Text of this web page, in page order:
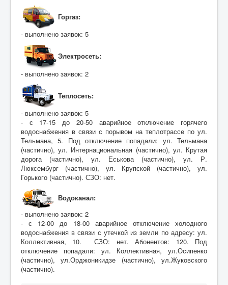
Горгаз:
- выполнено заявок: 5
Электросеть:
- выполнено заявок: 2
Теплосеть:
- выполнено заявок: 5
- с 17-15 до 20-50 аварийное отключение горячего
водоснабжения в связи с порывом на теплотрассе по ул.
Тельмана, 5. Под отключение попадали: ул. Тельмана
(частично), ул. Интернациональная (частично), ул. Крутая
дорога (частично), ул. Еськова (частично), ул. Р.
Люксембург (частично), ул. Крупской (частично), ул.
Горького (частично). СЗО: нет.
Водоканал:
- выполнено заявок: 2
- с 12-00 до 18-00 аварийное отключение холодного
водоснабжения в связи с утечкой из земли по адресу: ул.
Коллективная, 10. СЗО: нет. Абонентов: 120. Под
отключение попадали: ул. Коллективная, ул.Осипенко
(частично), ул.Орджоникидзе (частично), ул.Жуковского
(частично).